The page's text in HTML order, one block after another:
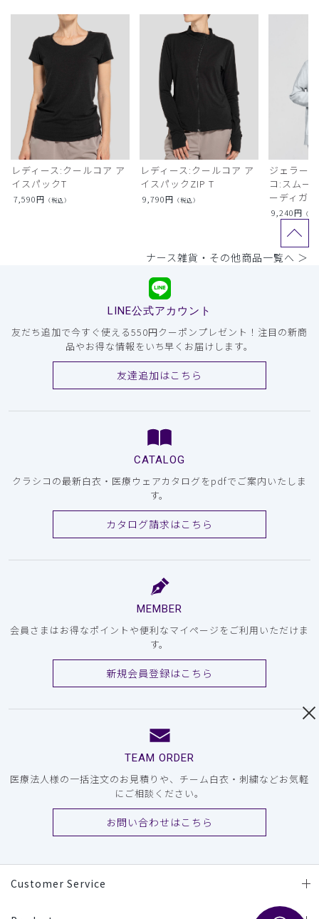
レディース:クールコア ア
イスパックT
7,590円 （税込）
レディース:クールコア ア
イスパックZIP T
9,790円 （税込）
ジェラー
コ:スムー
ーディガン
9,240円 （税
ナース雑貨・その他商品一覧へ ＞
LINE公式アカウント
友だち追加で今すぐ使える550円クーポンプレゼント！注目の新商
品やお得な情報をいち早くお届けします。
友達追加はこちら
CATALOG
クラシコの最新白衣・医療ウェアカタログをpdfでご案内いたしま
す。
カタログ請求はこちら
MEMBER
会員さまはお得なポイントや便利なマイページをご利用いただけま
す。
新規会員登録はこちら
TEAM ORDER
医療法人様の一括注文のお見積りや、チーム白衣・刺繍などお気軽
にご相談ください。
お問い合わせはこちら
Customer Service